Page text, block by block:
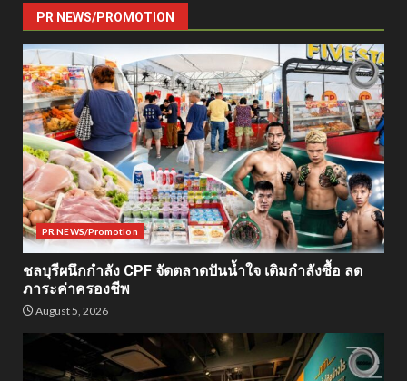
PR NEWS/PROMOTION
PR NEWS/Promotion
ชลบุรีผนึกกำลัง CPF จัดตลาดปันน้ำใจ เติมกำลังซื้อ ลด
ภาระค่าครองชีพ
August 5, 2026